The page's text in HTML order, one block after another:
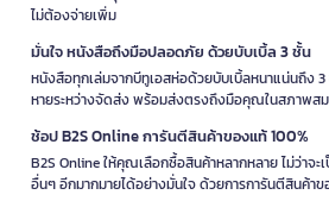
ไม่ต้องจ่ายเพิ่ม
มั่นใจ หนังสือถึงมือปลอดภัย ด้วยบับเบิ้ล 3 ชั้น
หนังสือทุกเล่มจากบีทูเอสห่อด้วยบับเบิ้ลหนาแน่นถึง
หายระหว่างจัดส่ง พร้อมส่งตรงถึงมือคุณในสภาพ
ช้อป B2S Online การันตีสินค้าของแท้ 100%
B2S Online ให้คุณเลือกซื้อสินค้าหลากหลาย ไม่ว่าจะ
อื่นๆ อีกมากมายได้อย่างมั่นใจ ด้วยการการันตีสินค้า